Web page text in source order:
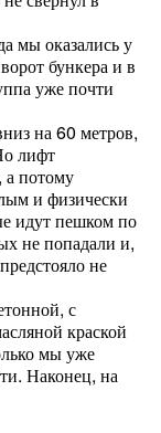
мы оказались у
бункера и в
уже почти
на 60 метров,
лифт
а потому
и физически
идут пешком по
не попадали и,
не
с
краской
мы уже
Наконец, на